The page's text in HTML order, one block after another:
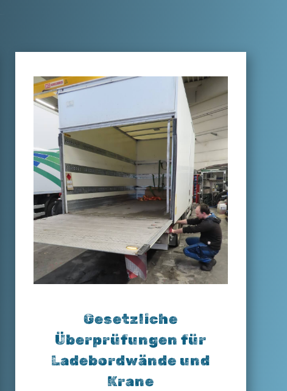
Gesetzliche
Überprüfungen für
Ladebordwände und
Krane